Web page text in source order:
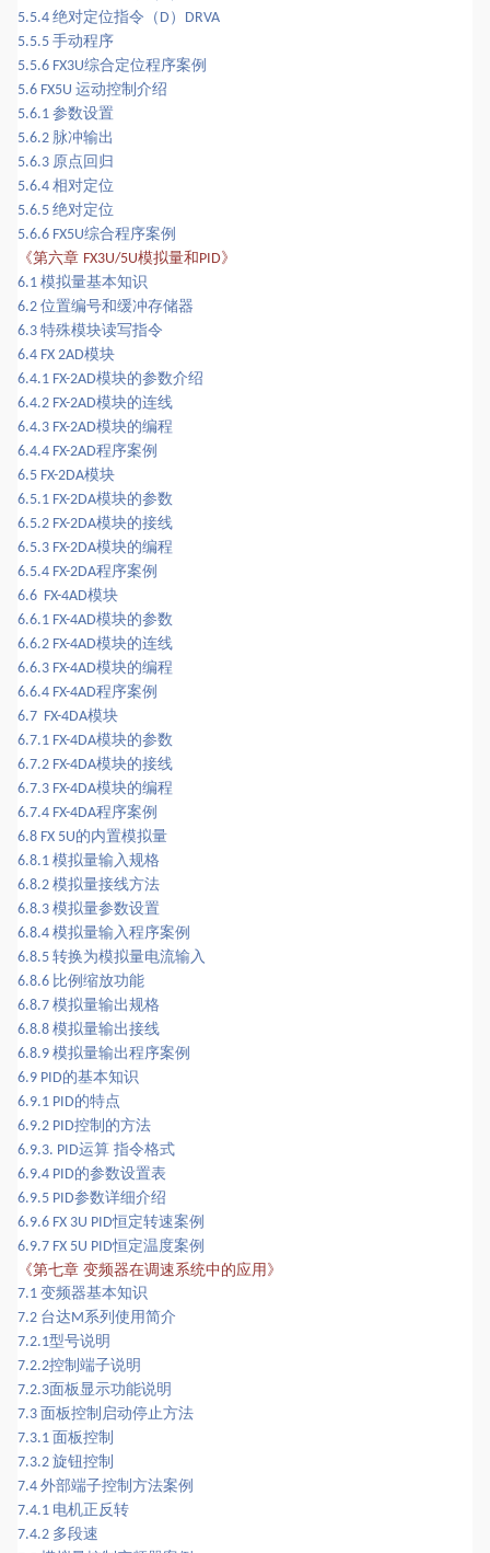
5.5.4 绝对定位指令（ D ）
DRVA
5.5.5 手动程序
5.5.6 FX3U综合定位程序案例
5.6 FX5U 运动控制介绍
5.6.1 参数设置
5.6.2 脉冲输出
5.6.3 原点回归
5.6.4 相对定位
5.6.5 绝对定位
5.6.6 FX5U综合程序案例
《第六章 FX3U/5U模拟量和 PID》
6.1 模拟量基本知识
6.2 位置编号和缓冲存储器
6.3 特殊模块读写指令
6.4 FX 2AD模块
6.4.1 FX-2AD模块的参数介绍
6.4.2 FX-2AD模块的连线
6.4.3 FX-2AD模块的编程
6.4.4 FX-2AD程序案例
6.5 FX-2DA模块
6.5.1 FX-2DA模块的参数
6.5.2 FX-2DA模块的接线
6.5.3 FX-2DA模块的编程
6.5.4 FX-2DA程序案例
6.6 FX-4AD模块
6.6.1 FX-4AD模块的参数
6.6.2 FX-4AD模块的连线
6.6.3 FX-4AD模块的编程
6.6.4 FX-4AD程序案例
6.7 FX-4DA模块
6.7.1 FX-4DA模块的参数
6.7.2 FX-4DA模块的接线
6.7.3 FX-4DA模块的编程
6.7.4 FX-4DA程序案例
6.8 FX 5U的内置模拟量
6.8.1 模拟量输入规格
6.8.2 模拟量接线方法
6.8.3 模拟量参数设置
6.8.4 模拟量输入程序案例
6.8.5 转换为模拟量电流输入
6.8.6 比例缩放功能
6.8.7 模拟量输出规格
6.8.8 模拟量输出接线
6.8.9 模拟量输出程序案例
6.9 PID的基本知识
6.9.1 PID的特点
6.9.2 PID控制的方法
6.9.3. PID运算 指令格式
6.9.4 PID的参数设置表
6.9.5 PID参数详细介绍
6.9.6 FX 3U PID恒定转速案例
6.9.7 FX 5U PID恒定温度案例
《第七章 变频器在调速系统中的应用 》
7.1 变频器基本知识
7.2 台达 M 系列使用简介
7.2.1型号说明
7.2.2控制端子说明
7.2.3面板显示功能说明
7.3 面板控制启动停止方法
7.3.1 面板控制
7.3.2 旋钮控制
7.4 外部端子控制方法案例
7.4.1 电机正反转
7.4.2 多段速